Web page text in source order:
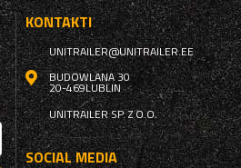
KONTAKTI
UNITRAILER@UNITRAILER.EE
BUDOWLANA 30
20-469LUBLIN
UNITRAILER SP. Z O.O.
SOCIAL MEDIA